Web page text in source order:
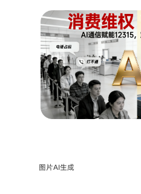
图片AI生成